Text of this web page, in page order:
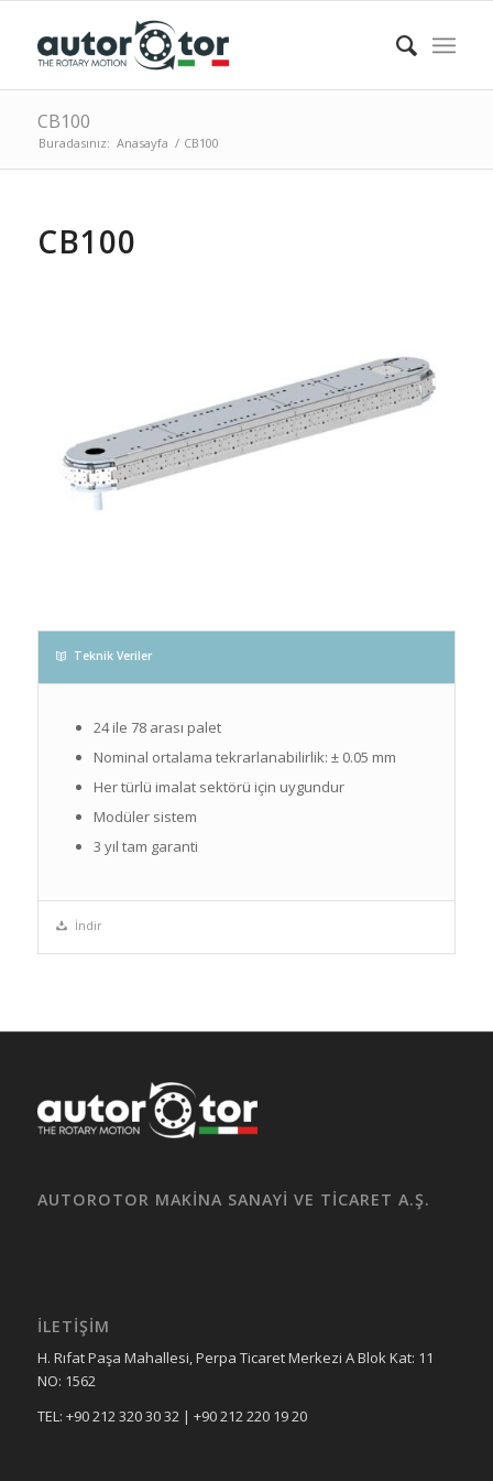
CB100
Buradasınız: Anasayfa / CB100
CB100
Teknik Veriler
24 ile 78 arası palet
Nominal ortalama tekrarlanabilirlik: ± 0.05 mm
Her türlü imalat sektörü için uygundur
Modüler sistem
3 yıl tam garanti
İndir
AUTOROTOR MAKİNA SANAYİ VE TİCARET A.Ş.
İLETİŞİM
H. Rıfat Paşa Mahallesi, Perpa Ticaret Merkezi A Blok Kat: 11
NO: 1562
TEL: +90 212 320 30 32 | +90 212 220 19 20